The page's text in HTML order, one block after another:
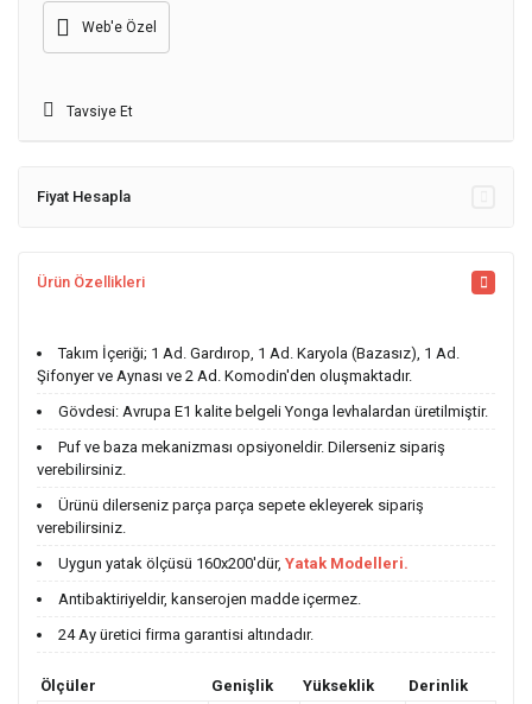
Web'e Özel
Tavsiye Et
Fiyat Hesapla
Ürün Özellikleri
Takım İçeriği; 1 Ad. Gardırop, 1 Ad. Karyola (Bazasız), 1 Ad.
Şifonyer ve Aynası ve 2 Ad. Komodin'den oluşmaktadır.
Gövdesi: Avrupa E1 kalite belgeli Yonga levhalardan üretilmiştir.
Puf ve baza mekanizması opsiyoneldir. Dilerseniz sipariş
verebilirsiniz.
Ürünü dilerseniz parça parça sepete ekleyerek sipariş
verebilirsiniz.
Uygun yatak ölçüsü 160x200'dür, Yatak Modelleri.
Antibaktiriyeldir, kanserojen madde içermez.
24 Ay üretici firma garantisi altındadır.
Ölçüler Genişlik Yükseklik
Derinlik